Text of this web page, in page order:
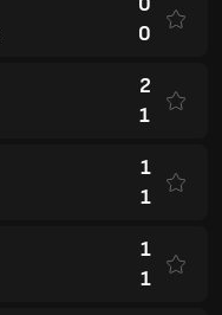
0
2
1
1
1
1
1